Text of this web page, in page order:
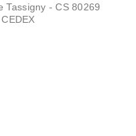
Tassigny - CS 80269